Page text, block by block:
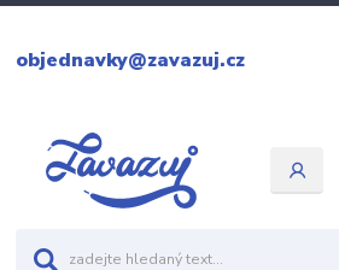
objednavky@zavazuj.cz